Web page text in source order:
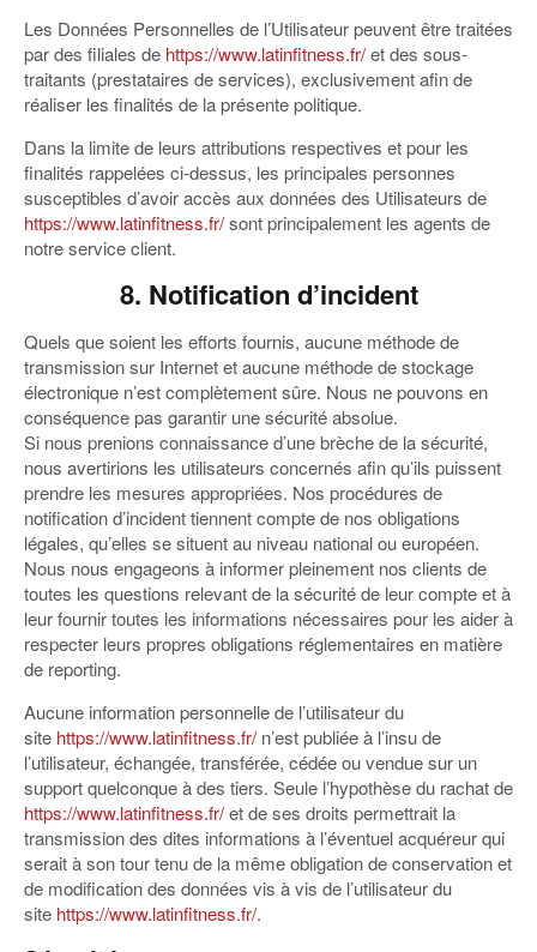
Les Données Personnelles de l’Utilisateur peuvent être traitées
par des filiales de https://www.latinfitness.fr/et des sous-
traitants (prestataires de services), exclusivement afin de
réaliser les finalités de la présente politique.
Dans la limite de leurs attributions respectives et pour les
finalités rappelées ci-dessus, les principales personnes
susceptibles d’avoir accès aux données des Utilisateurs de
https://www.latinfitness.fr/sont principalement les agents de
notre service client.
8. Notification d’incident
Quels que soient les efforts fournis, aucune méthode de
transmission sur Internet et aucune méthode de stockage
électronique n’est complètement sûre. Nous ne pouvons en
conséquence pas garantir une sécurité absolue.
Si nous prenions connaissance d’une brèche de la sécurité,
nous avertirions les utilisateurs concernés afin qu’ils puissent
prendre les mesures appropriées. Nos procédures de
notification d’incident tiennent compte de nos obligations
légales, qu’elles se situent au niveau national ou européen.
Nous nous engageons à informer pleinement nos clients de
toutes les questions relevant de la sécurité de leur compte et à
leur fournir toutes les informations nécessaires pour les aider à
respecter leurs propres obligations réglementaires en matière
de reporting.
Aucune information personnelle de l’utilisateur du
site https://www.latinfitness.fr/ n’est publiée à l’insu de
l’utilisateur, échangée, transférée, cédée ou vendue sur un
support quelconque à des tiers. Seule l’hypothèse du rachat de
https://www.latinfitness.fr/et de ses droits permettrait la
transmission des dites informations à l’éventuel acquéreur qui
serait à son tour tenu de la même obligation de conservation et
de modification des données vis à vis de l’utilisateur du
site https://www.latinfitness.fr/.